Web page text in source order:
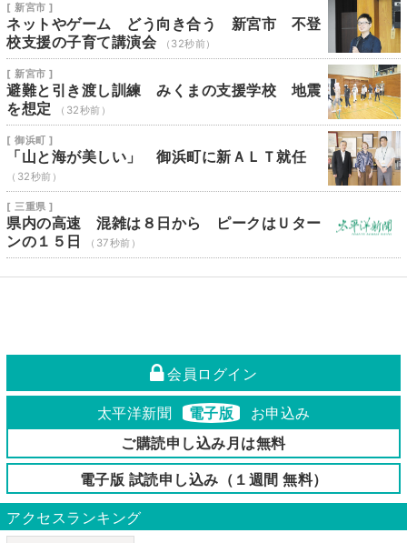
[ 新宮市 ]
ネットやゲーム どう向き合う 新宮市 不登
校支援の子育て講演会
（32秒前）
[ 新宮市 ]
避難と引き渡し訓練 みくまの支援学校 地震
を想定
（32秒前）
[ 御浜町 ]
「山と海が美しい」 御浜町に新ＡＬＴ就任
（32秒前）
[ 三重県 ]
県内の高速 混雑は８日から ピークはＵター
ンの１５日
（37秒前）
会員ログイン
太平洋新聞 電子版
お申込み
ご購読申し込み月は無料
電子版 試読申し込み（１週間 無料）
アクセスランキング